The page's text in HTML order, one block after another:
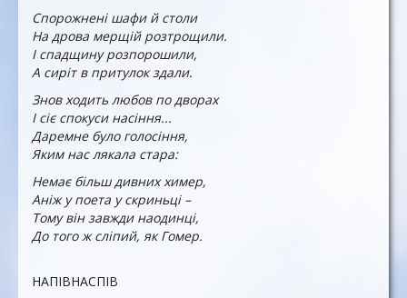
Спорожнені шафи й столи
На дрова мерщій розтрощили.
І спадщину розпорошили,
А сиріт в притулок здали.
Знов ходить любов по дворах
І сіє спокуси насіння...
Даремне було голосіння,
Яким нас лякала стара:
Немає більш дивних химер,
Аніж у поета у скриньці –
Тому він завжди наодинці,
До того ж сліпий, як Гомер.
НАПІВНАСПІВ